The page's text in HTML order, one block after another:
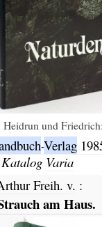
Heidrun und
-Verlag
Varia
Freih. v. :
am Haus.